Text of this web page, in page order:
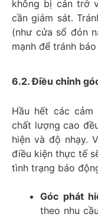
không bị cản trở
cần giám sát.
(như cửa sổ đón
mạnh để tránh
6.2. Điều chỉnh
Hầu hết các cảm
chất lượng cao
hiện và độ nhạy.
điều kiện thực tế
tình trạng báo
Góc phát
theo nhu